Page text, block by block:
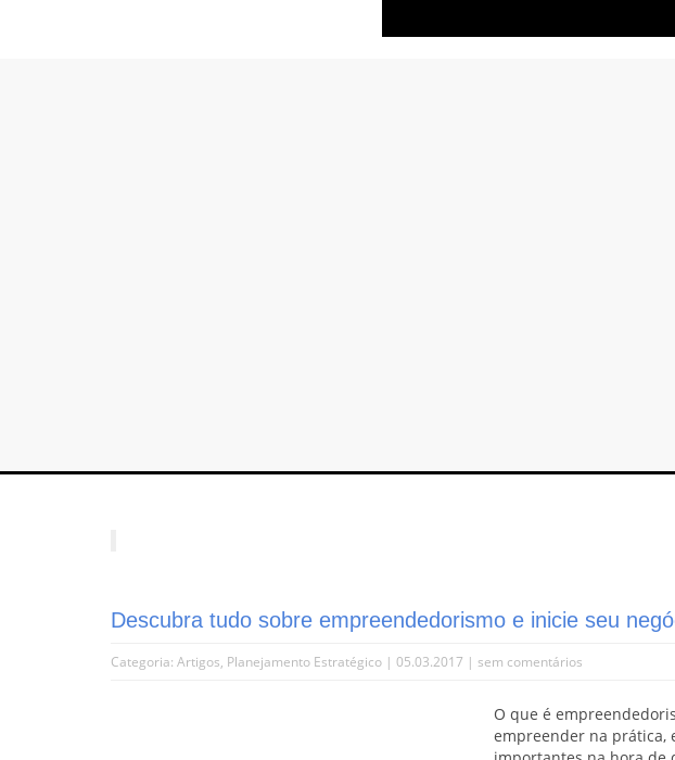
Descubra tudo sobre empreendedorismo e inicie seu
Categoria: Artigos, Planejamento Estratégico | 05.03.2017 | sem comentários
O que é
empreender na prática,